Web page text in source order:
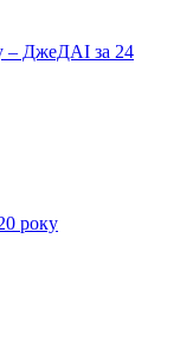
– ДжеДАІ за 24
року